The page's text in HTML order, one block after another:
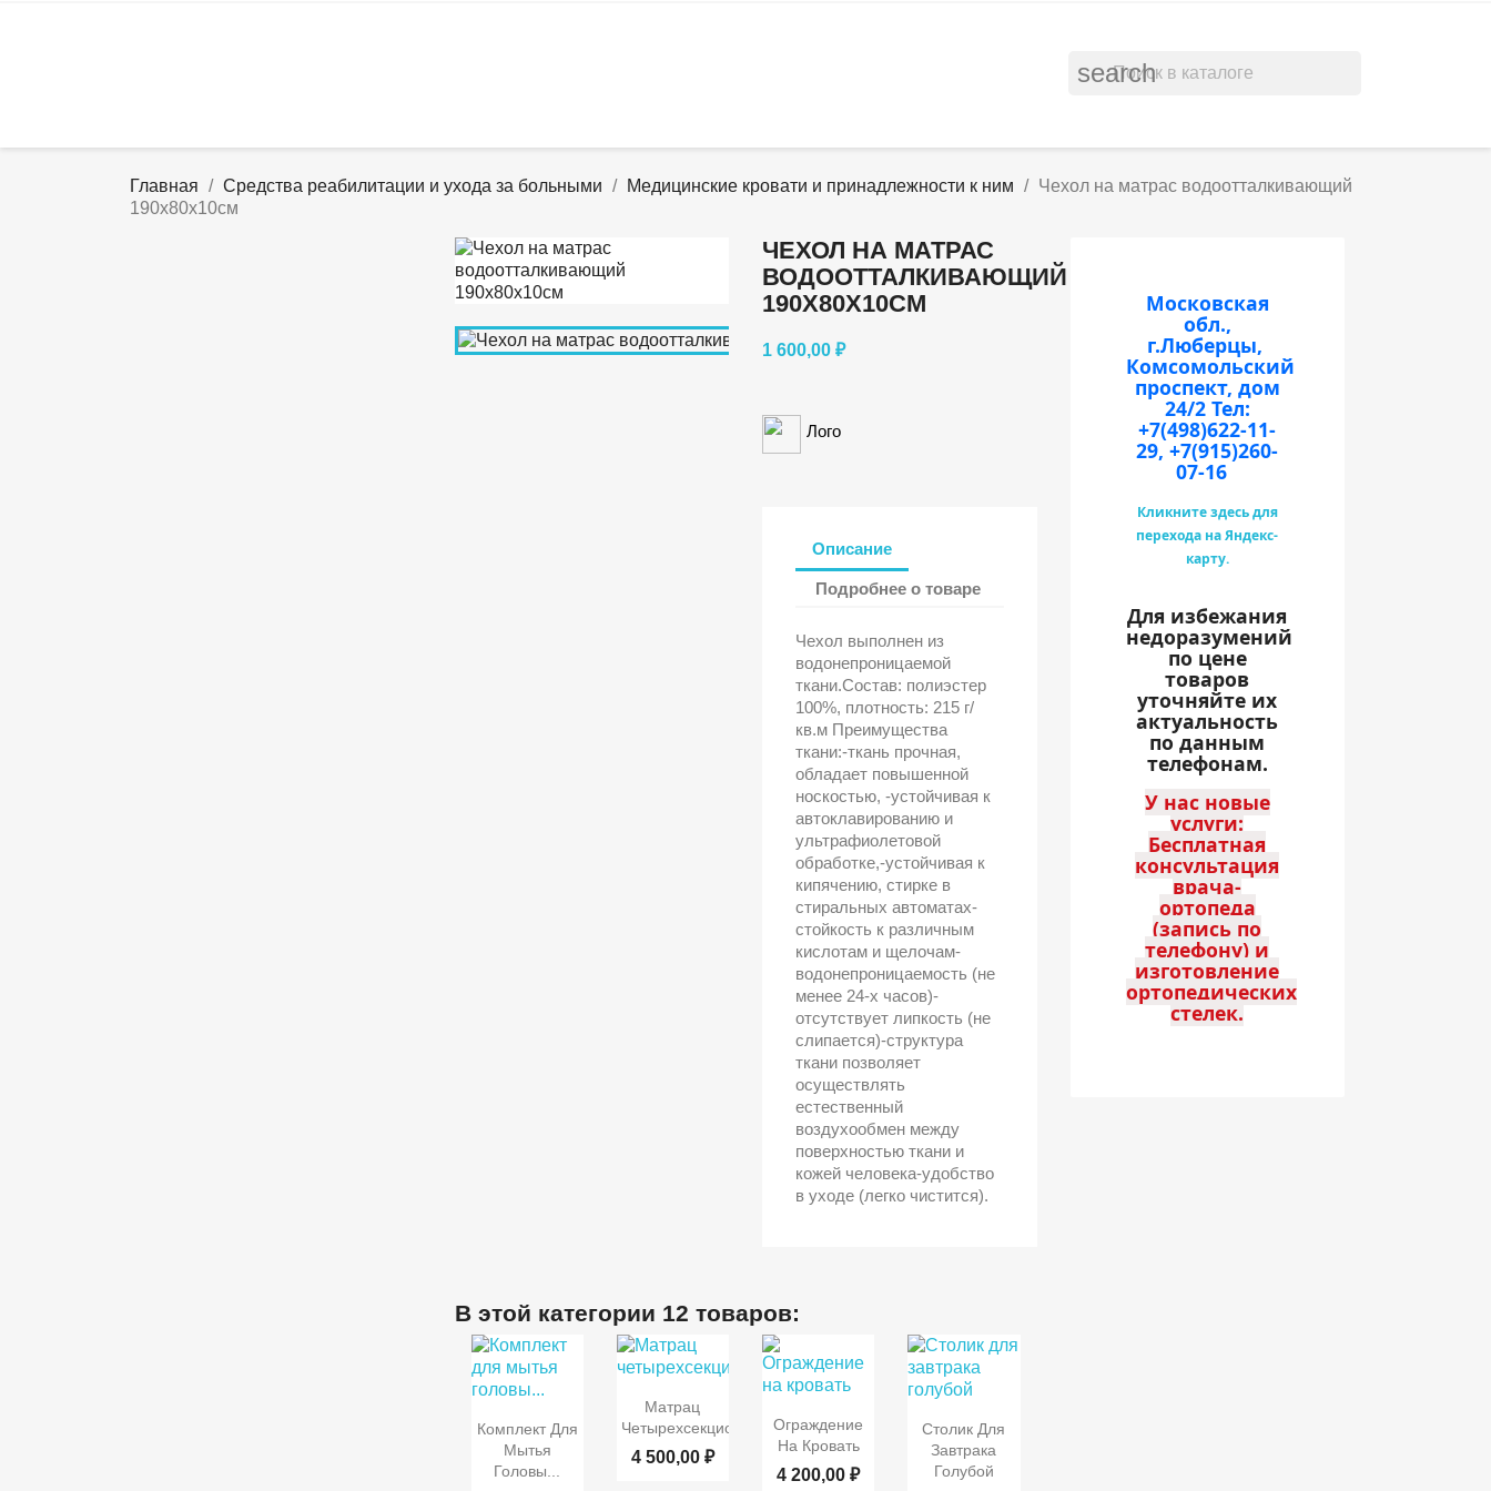
search
Главная Средства реабилитации и ухода за больными Медицинские кровати и принадлежности к ним
Чехол на матрас водоотталкивающий
190х80х10см
ЧЕХОЛ НА МАТРАС
ВОДООТТАЛКИВАЮЩИЙ
190Х80Х10СМ
1 600,00 ₽
Лого
Описание
Подробнее о товаре
Чехол выполнен из
водонепроницаемой
ткани.Состав: полиэстер
100%, плотность: 215 г/
кв.м Преимущества
ткани:-ткань прочная,
обладает повышенной
носкостью, -устойчивая к
автоклавированию и
ультрафиолетовой
обработке,-устойчивая к
кипячению, стирке в
стиральных автоматах-
стойкость к различным
кислотам и щелочам-
водонепроницаемость (не
менее 24-х часов)-
отсутствует липкость (не
слипается)-структура
ткани позволяет
осуществлять
естественный
воздухообмен между
поверхностью ткани и
кожей человека-удобство
в уходе (легко чистится).
В этой категории 12 товаров:
 Быстрый
просмотр
Комплект Для
Мытья
Головы...
Быстрый
просмотр
Матрац
Четырехсекционный...
4 500,00 ₽
 Быстрый
просмотр
Ограждение
На Кровать
4 200,00 ₽
 Быстрый
просмотр
Столик Для
Завтрака
Голубой
Московская
обл.,
г.Люберцы,
Комсомольский
проспект, дом
24/2 Тел:
+7(498)622-11-
29, +7(915)260-
07-16
Кликните здесь для
перехода на Яндекс-
карту.
Для избежания
недоразумений
по цене
товаров
уточняйте их
актуальность
по данным
телефонам.
У нас новые
услуги:
Бесплатная
консультация
врача-
ортопеда
(запись по
телефону) и
изготовление
ортопедических
стелек.